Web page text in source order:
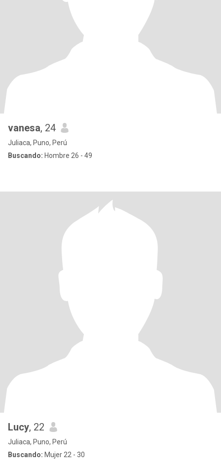
vanesa, 24
Juliaca, Puno, Perú
Buscando: Hombre 26 - 49
Lucy, 22
Juliaca, Puno, Perú
Buscando: Mujer 22 - 30